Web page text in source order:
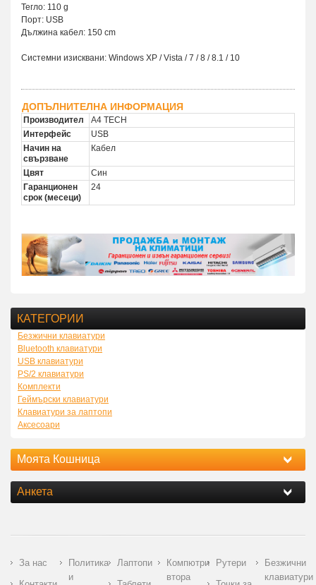
Тегло: 110 g
Порт: USB
Дължина кабел: 150 cm
Системни изисквани: Windows XP / Vista / 7 / 8 / 8.1 / 10
ДОПЪЛНИТЕЛНА ИНФОРМАЦИЯ
Производител
A4 TECH
Интерфейс
USB
Начин на
свързване
Кабел
Цвят
Син
Гаранционен
срок (месеци)
24
КАТЕГОРИИ
Безжични клавиатури
Bluetooth клавиатури
USB клавиатури
PS/2 клавиатури
Комплекти
Геймърски клавиатури
Клавиатури за лаптопи
Аксесоари
Моята Кошница
Анкета
За нас
Политика
и
Лаптопи
Компютри
втора
Рутери
Безжични
клавиатури